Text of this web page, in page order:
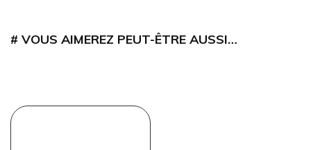
VOUS AIMEREZ PEUT-ÊTRE AUSSI…